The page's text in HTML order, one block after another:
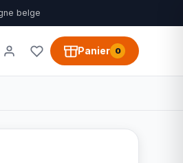
belge
Panier 0